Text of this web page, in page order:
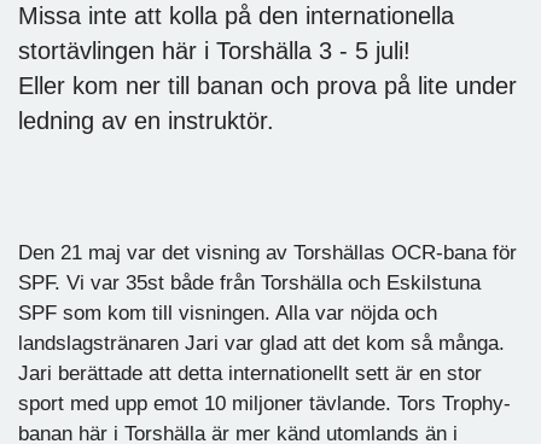
Missa inte att kolla på den internationella
stortävlingen här i Torshälla 3 - 5 juli!
Eller kom ner till banan och prova på lite under
ledning av en instruktör.
Den 21 maj var det visning av Torshällas OCR-bana för
SPF. Vi var 35st både från Torshälla och Eskilstuna
SPF som kom till visningen. Alla var nöjda och
landslagstränaren Jari var glad att det kom så många.
Jari berättade att detta internationellt sett är en stor
sport med upp emot 10 miljoner tävlande. Tors Trophy-
banan här i Torshälla är mer känd utomlands än i